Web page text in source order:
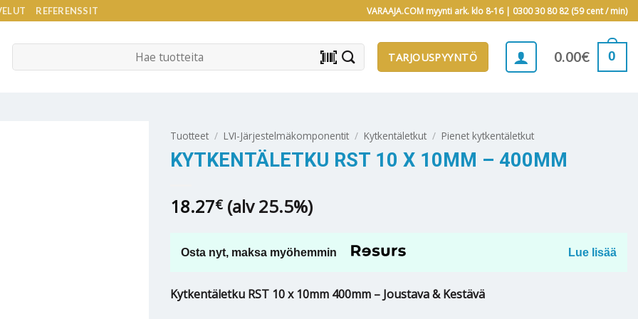
REFERENSSIT VARAAJA.COM myynti ark. klo 8-16 | 0300 30 80 82 (59 cent / min)
barcode_scanner TARJOUSPYYNTÖ 0.00€ 0
Tuotteet / LVI-Järjestelmäkomponentit / Kytkentäletkut / Pienet kytkentäletkut
KYTKENTÄLETKU RST 10 X 10MM – 400MM
18.27€ (alv 25.5%)
Osta nyt, maksa myöhemmin Lue lisää
Kytkentäletku RST 10 x 10mm 400mm – Joustava & Kestävä